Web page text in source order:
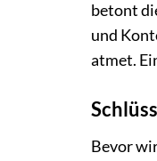
betont
und
atmet.
Bevor